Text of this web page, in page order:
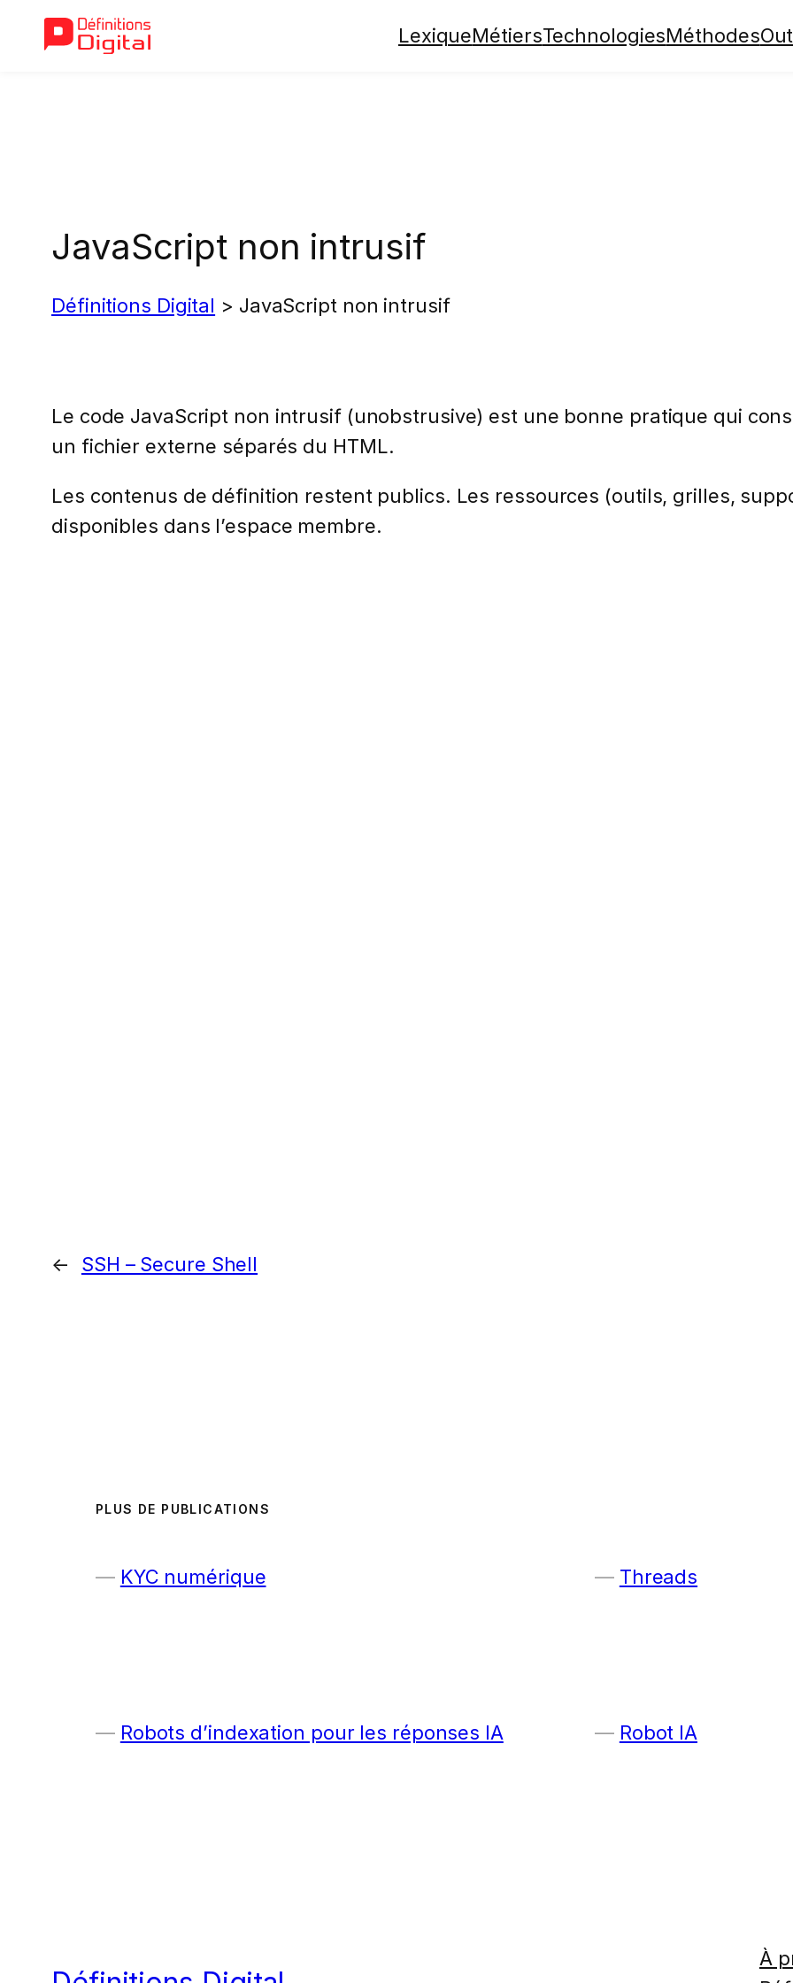
LexiqueMétiersTechnologiesMéthodes
JavaScript non intrusif
Définitions Digital > JavaScript non intrusif
Le code JavaScript non intrusif (unobstrusive) est une bonne pratique qui
un fichier externe séparés du HTML.
Les contenus de définition restent publics. Les ressources (outils, grilles,
disponibles dans l’espace membre.
← SSH – Secure Shell
PLUS DE PUBLICATIONS
KYC numérique Threads
Robots d’indexation pour les réponses IA Robot IA
À